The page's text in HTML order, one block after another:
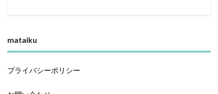
mataiku
プライバシーポリシー